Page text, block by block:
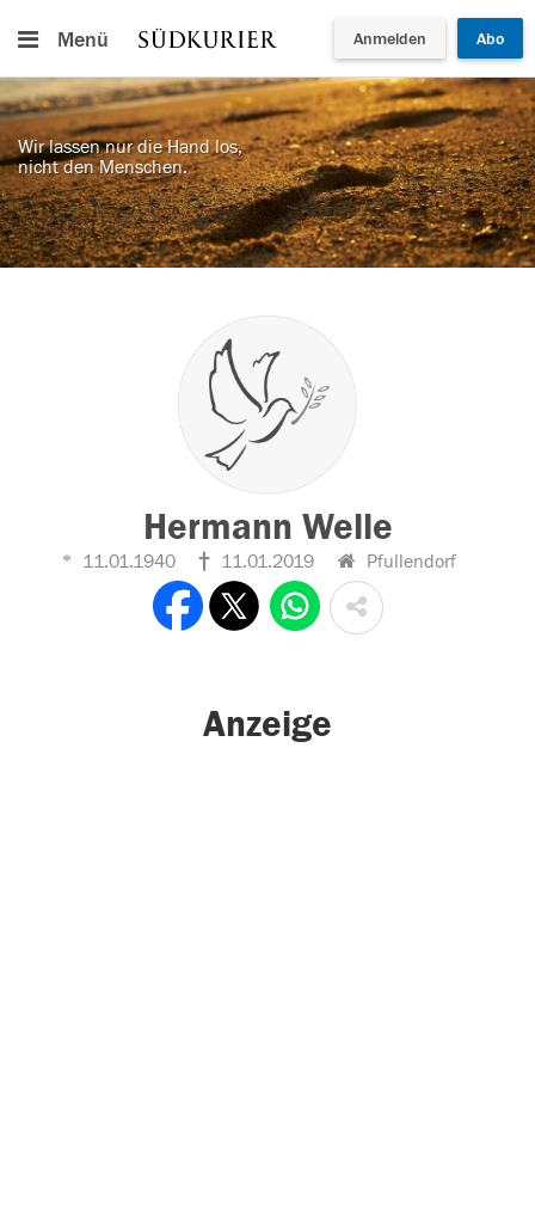
Menü Anmelden Abo
Wir lassen nur die Hand los,
nicht den Menschen.
Hermann Welle
11.01.1940 11.01.2019 Pfullendorf
Anzeige